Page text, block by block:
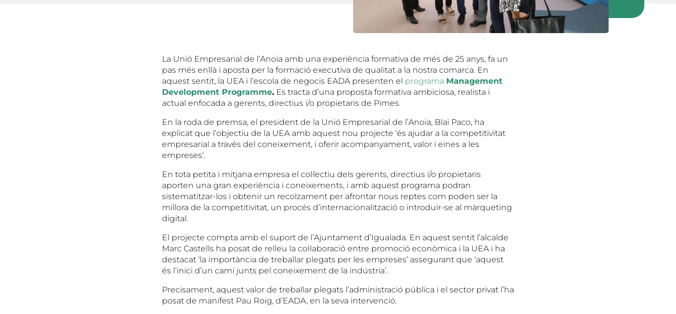
La Unió Empresarial de l’Anoia amb una experiència formativa de més de 25 anys, fa un
pas més enllà i aposta per la formació executiva de qualitat a la nostra comarca. En
aquest sentit, la UEA i l’escola de negocis EADA presenten el programa Management
Development Programme. Es tracta d’una proposta formativa ambiciosa, realista i
actual enfocada a gerents, directius i/o propietaris de Pimes.
En la roda de premsa, el president de la Unió Empresarial de l’Anoia, Blai Paco, ha
explicat que l’objectiu de la UEA amb aquest nou projecte ‘és ajudar a la competitivitat
empresarial a través del coneixement, i oferir acompanyament, valor i eines a les
empreses’.
En tota petita i mitjana empresa el col·lectiu dels gerents, directius i/o propietaris
aporten una gran experiència i coneixements, i amb aquest programa podran
sistematitzar-los i obtenir un recolzament per afrontar nous reptes com poden ser la
millora de la competitivitat, un procés d’internacionalització o introduir-se al màrqueting
digital.
El projecte compta amb el suport de l’Ajuntament d’Igualada. En aquest sentit l’alcalde
Marc Castells ha posat de relleu la col·laboració entre promoció econòmica i la UEA i ha
destacat ‘la importància de treballar plegats per les empreses’ assegurant que ‘aquest
és l’inici d’un camí junts pel coneixement de la indústria’.
Precisament, aquest valor de treballar plegats l’administració pública i el sector privat l’ha
posat de manifest Pau Roig, d’EADA, en la seva intervenció.